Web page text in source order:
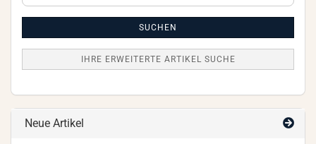
SUCHEN
IHRE ERWEITERTE ARTIKEL SUCHE
Neue Artikel